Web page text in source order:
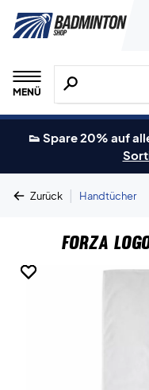
MENÜ
Suche nach
👟 Spare 20% auf
Zurück | Handtücher
Forza